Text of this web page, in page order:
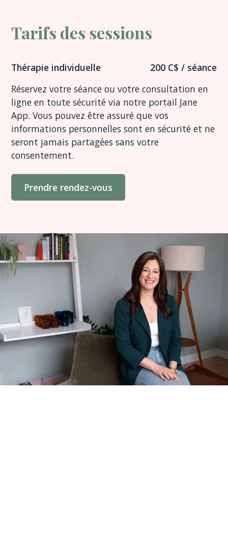
Tarifs des sessions
Thérapie individuelle
200 C$ / séance
Réservez votre séance ou votre consultation en
ligne en toute sécurité via notre portail Jane
App. Vous pouvez être assuré que vos
informations personnelles sont en sécurité et ne
seront jamais partagées sans votre
consentement.
Prendre rendez-vous